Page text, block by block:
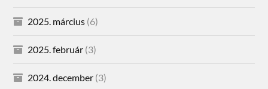
2025. március (6)
2025. február (3)
2024. december (3)